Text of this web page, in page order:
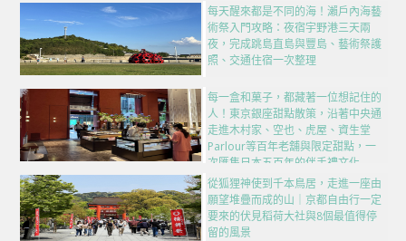
每天醒來都是不同的海！瀨戶內海藝
術祭入門攻略：夜宿宇野港三天兩
夜，完成跳島直島與豐島、藝術祭護
照、交通住宿一次整理
每一盒和菓子，都藏著一位想記住的
人！東京銀座甜點散策，沿著中央通
走進木村家、空也、虎屋、資生堂
Parlour等百年老舖與限定甜點，一
次匯集日本五百年的伴手禮文化
從狐狸神使到千本鳥居，走進一座由
願望堆疊而成的山｜京都自由行一定
要來的伏見稻荷大社與8個最值得停
留的風景